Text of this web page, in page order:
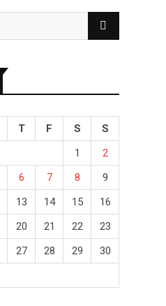
T F S
S
1
2
6 7 8
9
13 14 15
16
20 21 22
23
27 28 29
30